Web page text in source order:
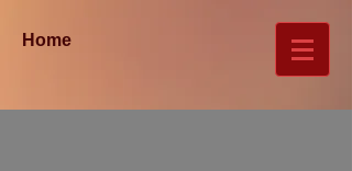
Home